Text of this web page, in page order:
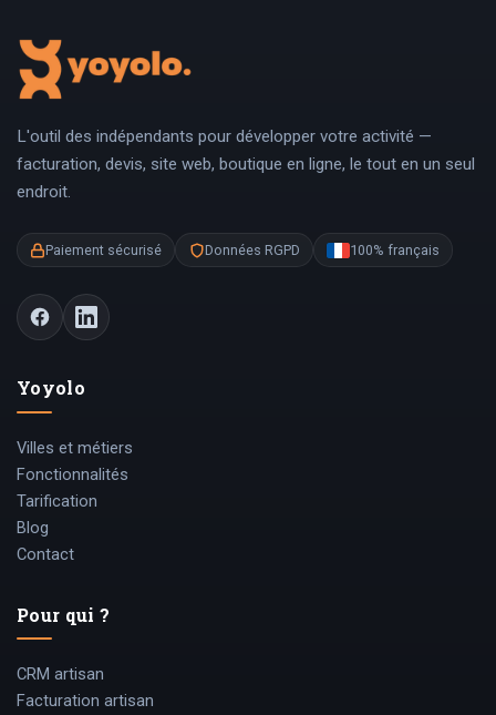
L'outil des indépendants pour développer votre activité —
facturation, devis, site web, boutique en ligne, le tout en un seul
endroit.
Paiement sécurisé Données RGPD 100% français
Yoyolo
Villes et métiers
Fonctionnalités
Tarification
Blog
Contact
Pour qui ?
CRM artisan
Facturation artisan